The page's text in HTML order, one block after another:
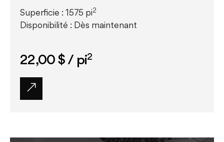
Superficie : 1575 pi2
Disponibilité : Dès maintenant
22,00 $/ pi2